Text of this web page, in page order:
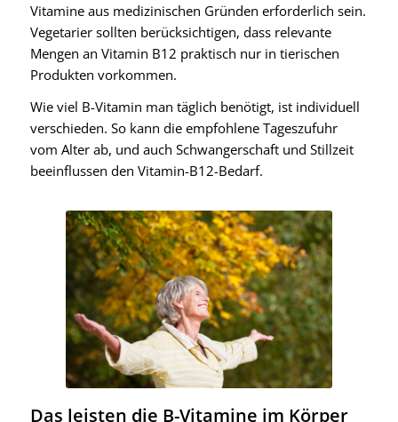
Vitamine aus medizinischen Gründen erforderlich sein.
Vegetarier sollten berücksichtigen, dass relevante
Mengen an Vitamin B12 praktisch nur in tierischen
Produkten vorkommen.
Wie viel B-Vitamin man täglich benötigt, ist individuell
verschieden. So kann die empfohlene Tageszufuhr
vom Alter ab, und auch Schwangerschaft und Stillzeit
beeinflussen den Vitamin-B12-Bedarf.
Das leisten die B-Vitamine im Körper